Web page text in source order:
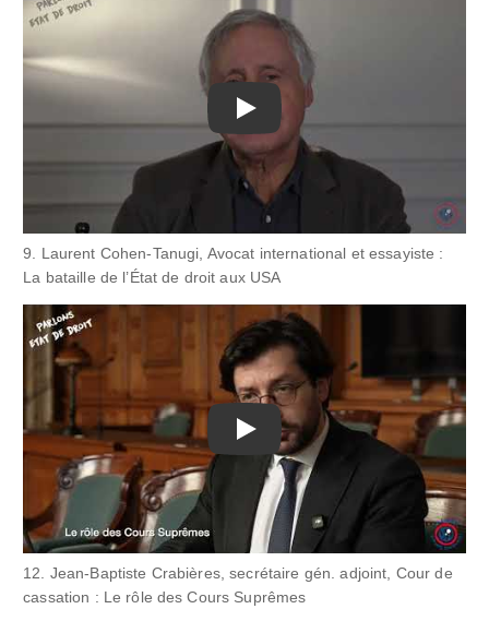
Play
9. Laurent Cohen-Tanugi, Avocat international et essayiste :
La bataille de l’État de droit aux USA
Play
12. Jean-Baptiste Crabières, secrétaire gén. adjoint, Cour de
cassation : Le rôle des Cours Suprêmes